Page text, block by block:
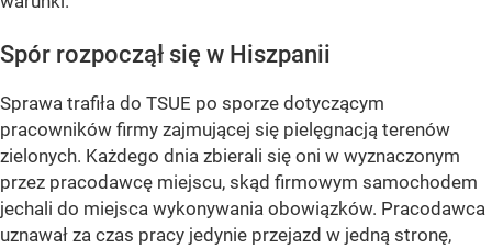
Spór rozpoczął się w Hiszpanii
Sprawa trafiła do TSUE po sporze dotyczącym
pracowników firmy zajmującej się pielęgnacją terenów
zielonych. Każdego dnia zbierali się oni w wyznaczonym
przez pracodawcę miejscu, skąd firmowym samochodem
jechali do miejsca wykonywania obowiązków. Pracodawca
uznawał za czas pracy jedynie przejazd w jedną stronę,